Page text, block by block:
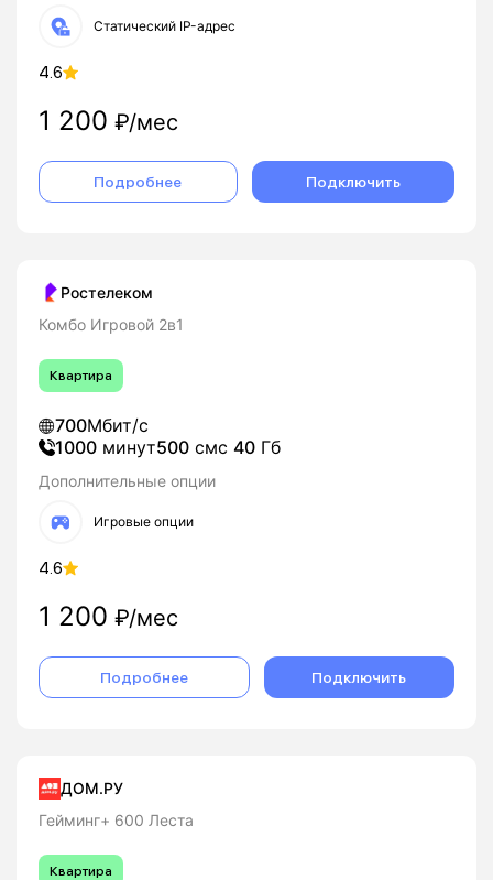
Статический IP-адрес
4.6
1 200 ₽/мес
Подробнее Подключить
Ростелеком
Комбо Игровой 2в1
Квартира
700Мбит/с
1000 минут500 смс 40 Гб
Дополнительные опции
Игровые опции
4.6
1 200 ₽/мес
Подробнее Подключить
ДОМ.РУ
Гейминг+ 600 Леста
Квартира